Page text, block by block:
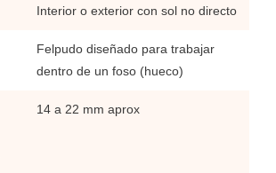
Interior o exterior con sol no directo
Felpudo diseñado para trabajar
dentro de un foso (hueco)
14 a 22 mm aprox